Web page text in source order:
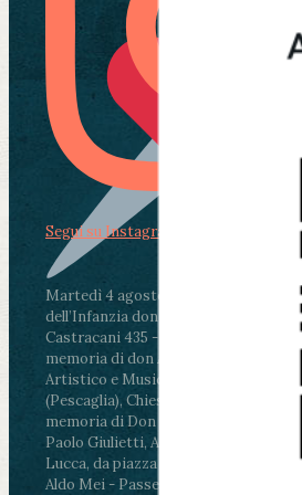
Martedì 4 agosto2026
ore 11:30 -
dell’Infanzia don Aldo Mei - Viale
Castracani 435 - Inaugurazione
memoria di don Aldo Mei curato dal
Artistico e Musicale “Passaglia”
(Pescaglia), Chiesa parrocchiale -
memoria di Don Aldo Mei celebrata da
Paolo Giulietti, Arcivescovo di Lucca
Lucca, da piazza San Michele al
Aldo Mei - Passeggiata della Memoria
Segui su Instagram